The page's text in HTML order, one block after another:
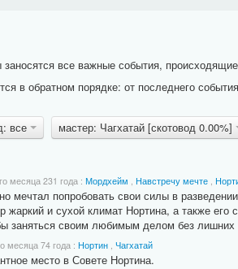
все важные события,
в обратном порядке: от последнего
все мастер: Чагхатай [скотовод 0.00%]
месяца 231 года : Мордхейм Навстречу мечте,
мечтал попробовать свои силы в
жаркий и сухой климат Нортина, а также
заняться своим любимым делом без лишних
месяца 74 года : Нортин, Чагхатай
место в Совете Нортина.